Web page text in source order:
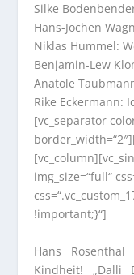
Silke
Hans-Jochen
Niklas Hummel:
Benjamin-Lew
Anatole
Rike Eckermann:
[vc_separator
img_size=“full“
!important;}“]
Hans
Kindheit! „Dalli